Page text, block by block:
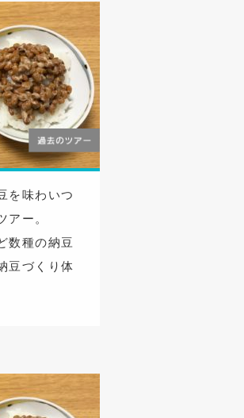
を味わいつ
アー。
数種の納豆
豆づくり体